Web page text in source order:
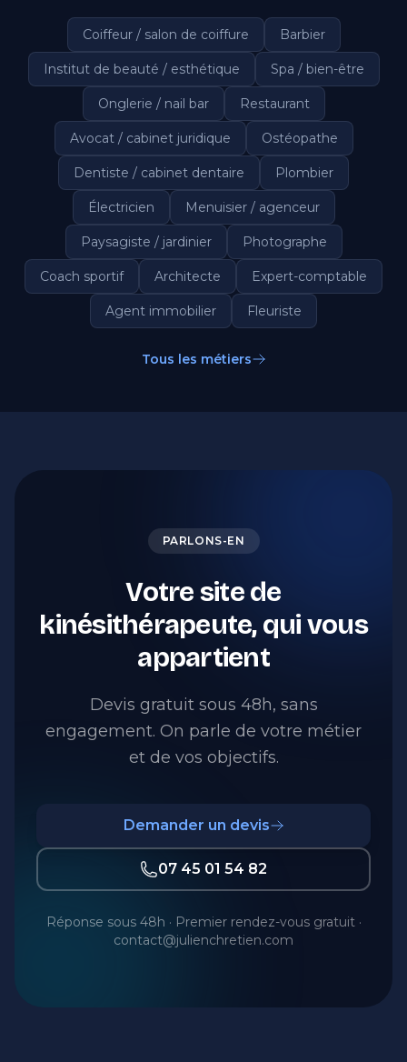
Coiffeur / salon de coiffure Barbier
Institut de beauté / esthétique Spa / bien-être
Onglerie / nail bar Restaurant
Avocat / cabinet juridique Ostéopathe
Dentiste / cabinet dentaire Plombier
Électricien Menuisier / agenceur
Paysagiste / jardinier Photographe
Coach sportif Architecte Expert-comptable
Agent immobilier Fleuriste
Tous les métiers
PARLONS-EN
Votre site de
kinésithérapeute, qui vous
appartient
Devis gratuit sous 48h, sans
engagement. On parle de votre métier
et de vos objectifs.
Demander un devis
07 45 01 54 82
Réponse sous 48h · Premier rendez-vous gratuit ·
contact@julienchretien.com